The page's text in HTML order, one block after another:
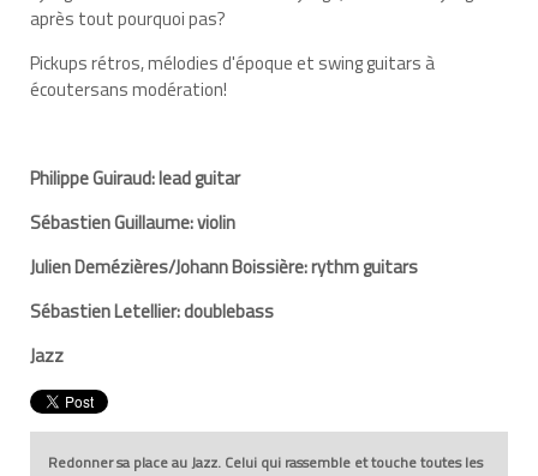
après tout pourquoi pas?
Pickups rétros, mélodies d'époque et swing guitars à
écoutersans modération!
Philippe Guiraud: lead guitar
Sébastien Guillaume: violin
Julien Demézières/Johann Boissière: rythm guitars
Sébastien Letellier: doublebass
Jazz
Redonner sa place au Jazz. Celui qui rassemble et touche toutes les